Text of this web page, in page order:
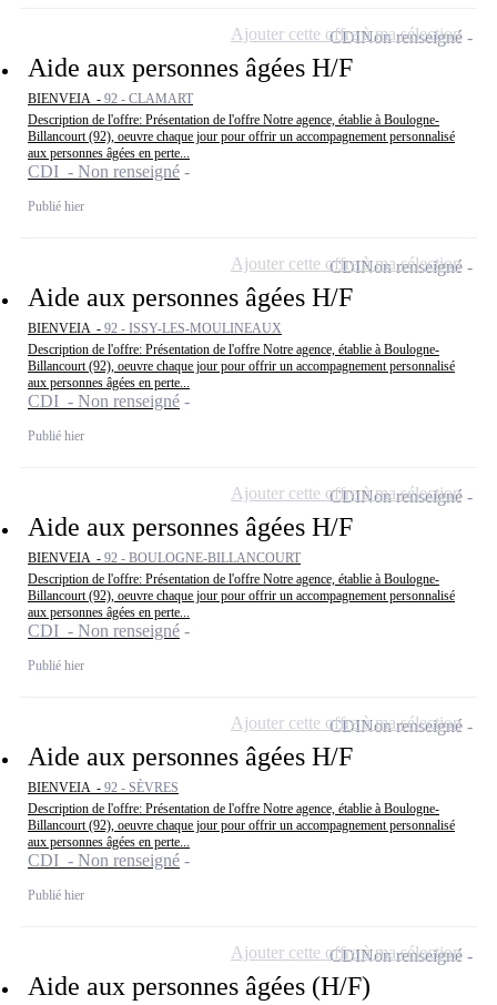
Aide aux personnes âgées H/F
BIENVEIA - 92 - CLAMART
Description de l'offre: Présentation de l'offre Notre agence, établie à Boulogne-
Billancourt (92), oeuvre chaque jour pour offrir un accompagnement personnalisé
aux personnes âgées en perte...
CDI - Non renseigné
Publié hier
CDINon renseigné
Ajouter cette offre à ma sélection
Aide aux personnes âgées H/F
BIENVEIA - 92 - ISSY-LES-MOULINEAUX
Description de l'offre: Présentation de l'offre Notre agence, établie à Boulogne-
Billancourt (92), oeuvre chaque jour pour offrir un accompagnement personnalisé
aux personnes âgées en perte...
CDI - Non renseigné
Publié hier
CDINon renseigné
Ajouter cette offre à ma sélection
Aide aux personnes âgées H/F
BIENVEIA - 92 - BOULOGNE-BILLANCOURT
Description de l'offre: Présentation de l'offre Notre agence, établie à Boulogne-
Billancourt (92), oeuvre chaque jour pour offrir un accompagnement personnalisé
aux personnes âgées en perte...
CDI - Non renseigné
Publié hier
CDINon renseigné
Ajouter cette offre à ma sélection
Aide aux personnes âgées H/F
BIENVEIA - 92 - SÈVRES
Description de l'offre: Présentation de l'offre Notre agence, établie à Boulogne-
Billancourt (92), oeuvre chaque jour pour offrir un accompagnement personnalisé
aux personnes âgées en perte...
CDI - Non renseigné
Publié hier
CDINon renseigné
Ajouter cette offre à ma sélection
Aide aux personnes âgées (H/F)
CDINon renseigné
Ajouter cette offre à ma sélection